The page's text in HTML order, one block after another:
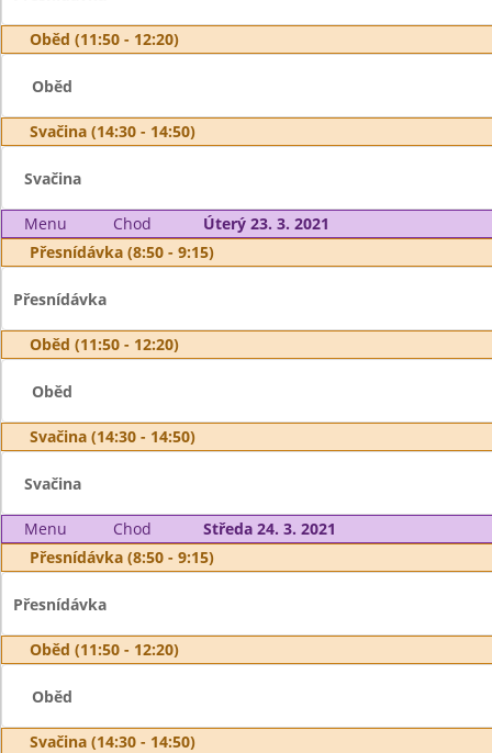
Oběd (11:50 - 12:20)
Oběd
Svačina (14:30 - 14:50)
Svačina
Menu Chod
Úterý 23. 3. 2021
Přesnídávka (8:50 - 9:15)
Přesnídávka
Oběd (11:50 - 12:20)
Oběd
Svačina (14:30 - 14:50)
Svačina
Menu Chod
Středa 24. 3. 2021
Přesnídávka (8:50 - 9:15)
Přesnídávka
Oběd (11:50 - 12:20)
Oběd
Svačina (14:30 - 14:50)